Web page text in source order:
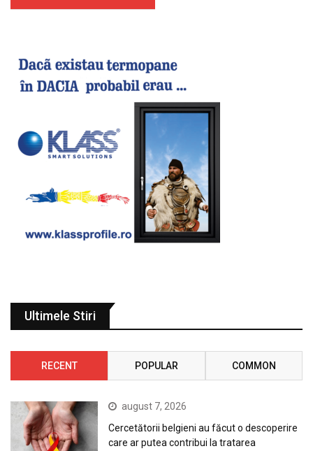
Ultimele Stiri
RECENT POPULAR COMMON
august 7, 2026
Cercetătorii belgieni au făcut o descoperire
care ar putea contribui la tratarea